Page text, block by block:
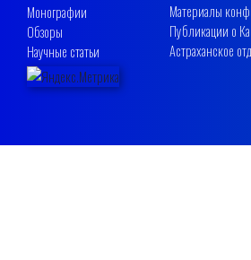
Монографии
Обзоры
Научные статьи
Материалы
Публикации о
Астраханское